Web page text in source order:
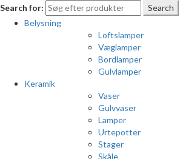
Search for:
Search
Belysning
Loftslamper
Væglamper
Bordlamper
Gulvlamper
Keramik
Vaser
Gulvvaser
Lamper
Urtepotter
Stager
Skåle